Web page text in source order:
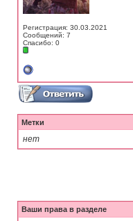
Регистрация: 30.03.2021
Сообщений: 7
Спасибо: 0
Метки
нет
Ваши права в разделе